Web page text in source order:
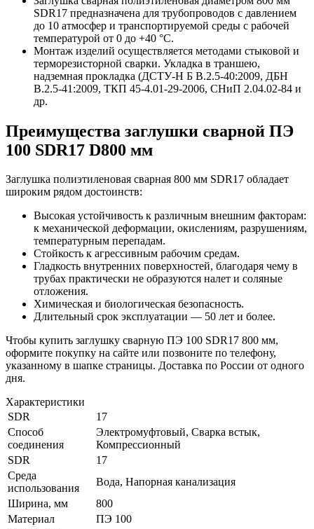
SDR17 предназначена для трубопроводов с давлением
до 10 атмосфер и транспортируемой среды с рабочей
температурой от 0 до +40 °С.
Монтаж изделий осуществляется методами стыковой и
терморезисторной сварки. Укладка в траншею,
надземная прокладка (ДСТУ-Н Б В.2.5-40:2009, ДБН
В.2.5-41:2009, ТКП 45-4.01-29-2006, СНиП 2.04.02-84 и
др.
Преимущества заглушки сварной ПЭ
100 SDR17 D800 мм
Заглушка полиэтиленовая сварная 800 мм SDR17 обладает
широким рядом достоинств:
Высокая устойчивость к различным внешним факторам:
к механической деформации, окислениям, разрушениям,
температурным перепадам.
Стойкость к агрессивным рабочим средам.
Гладкость внутренних поверхностей, благодаря чему в
трубах практически не образуются налет и соляные
отложения.
Химическая и биологическая безопасность.
Длительный срок эксплуатации — 50 лет и более.
Чтобы купить заглушку сварную ПЭ 100 SDR17 800 мм,
оформите покупку на сайте или позвоните по телефону,
указанному в шапке страницы. Доставка по России от одного
дня.
Характеристики
SDR
17
Способ
соединения
Электромуфтовый, Сварка встык,
Компрессионный
SDR
17
Среда
использования
Вода, Напорная канализация
Ширина, мм
800
Материал
ПЭ 100